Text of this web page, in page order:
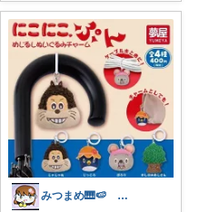
みつまめ🎹🍉 8/9ゆっくりです🙏